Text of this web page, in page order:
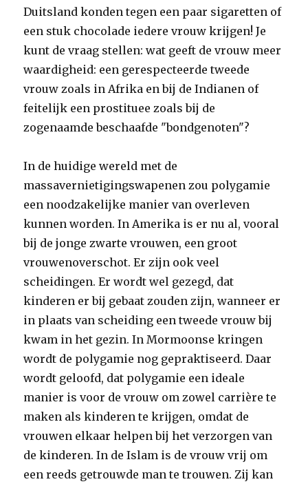
Duitsland konden tegen een paar sigaretten of
een stuk chocolade iedere vrouw krijgen! Je
kunt de vraag stellen: wat geeft de vrouw meer
waardigheid: een gerespecteerde tweede
vrouw zoals in Afrika en bij de Indianen of
feitelijk een prostituee zoals bij de
zogenaamde beschaafde "bondgenoten"?
In de huidige wereld met de
massavernietigingswapenen zou polygamie
een noodzakelijke manier van overleven
kunnen worden. In Amerika is er nu al, vooral
bij de jonge zwarte vrouwen, een groot
vrouwenoverschot. Er zijn ook veel
scheidingen. Er wordt wel gezegd, dat
kinderen er bij gebaat zouden zijn, wanneer er
in plaats van scheiding een tweede vrouw bij
kwam in het gezin. In Mormoonse kringen
wordt de polygamie nog gepraktiseerd. Daar
wordt geloofd, dat polygamie een ideale
manier is voor de vrouw om zowel carrière te
maken als kinderen te krijgen, omdat de
vrouwen elkaar helpen bij het verzorgen van
de kinderen. In de Islam is de vrouw vrij om
een reeds getrouwde man te trouwen. Zij kan